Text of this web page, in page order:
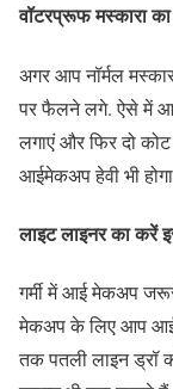
वॉटरप्रूफ मस्कारा
अगर आप नॉर्मल
पर फैलने लगे. ऐसे में
लगाएं और फिर दो
आईमेकअप हेवी भी
लाइट लाइनर का करें
गर्मी में आई मेकअप
मेकअप के लिए आप आई
तक पतली लाइन ड्रॉ